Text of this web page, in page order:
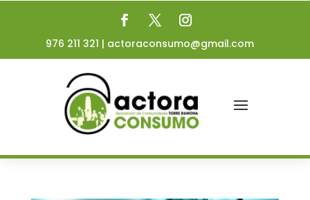
976 211 321 | actoraconsumo@gmail.com